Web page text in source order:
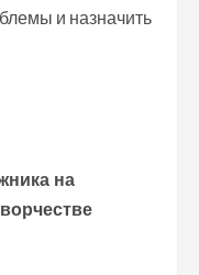
и назначить
на